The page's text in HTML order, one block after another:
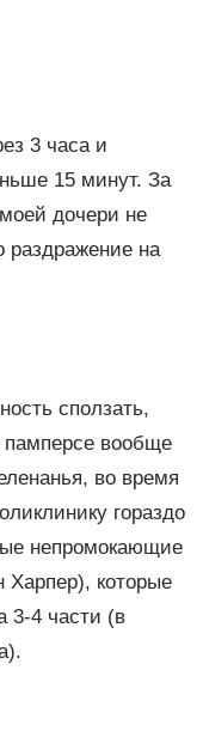
3 часа и
15 минут. За
дочери не
раздражение на
сползать,
памперсе вообще
во время
гораздо
непромокающие
которые
3-4 части (в